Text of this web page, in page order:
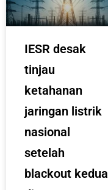
IESR desak
tinjau
ketahanan
jaringan listrik
nasional
setelah
blackout kedua